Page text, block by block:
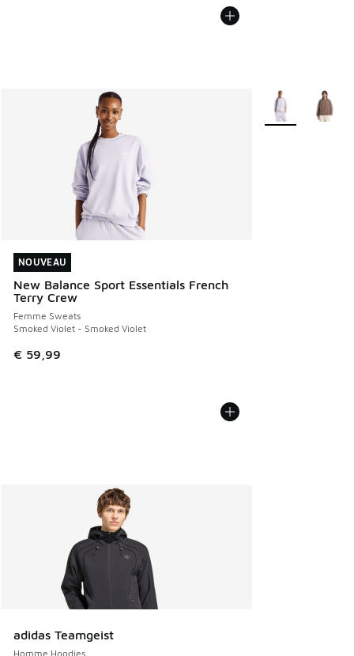
NOUVEAU
New Balance Sport Essentials French
Terry Crew
Femme Sweats
Smoked Violet - Smoked Violet
€ 59,99
NOUVEAU
Plus de couleurs
adidas Teamgeist
Homme Hoodies